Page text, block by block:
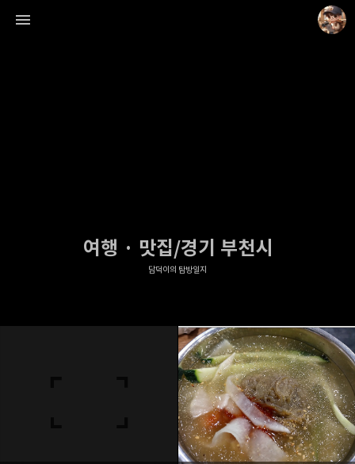
여행 · 맛집/경기 부천시
담덕이의 탐방일지